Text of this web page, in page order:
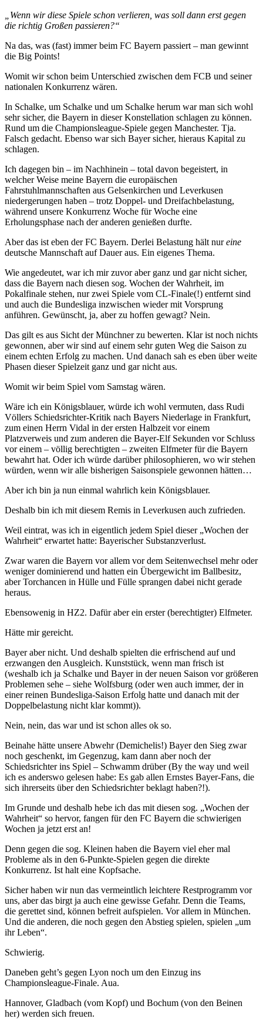
„Wenn wir diese Spiele schon verlieren, was soll dann erst gegen
die richtig Großen passieren?“
Na das, was (fast) immer beim FC Bayern passiert – man gewinnt
die Big Points!
Womit wir schon beim Unterschied zwischen dem FCB und seiner
nationalen Konkurrenz wären.
In Schalke, um Schalke und um Schalke herum war man sich wohl
sehr sicher, die Bayern in dieser Konstellation schlagen zu können.
Rund um die Championsleague-Spiele gegen Manchester. Tja.
Falsch gedacht. Ebenso war sich Bayer sicher, hieraus Kapital zu
schlagen.
Ich dagegen bin – im Nachhinein – total davon begeistert, in
welcher Weise meine Bayern die europäischen
Fahrstuhlmannschaften aus Gelsenkirchen und Leverkusen
niedergerungen haben – trotz Doppel- und Dreifachbelastung,
während unsere Konkurrenz Woche für Woche eine
Erholungsphase nach der anderen genießen durfte.
Aber das ist eben der FC Bayern. Derlei Belastung hält nureine
deutsche Mannschaft auf Dauer aus. Ein eigenes Thema.
Wie angedeutet, war ich mir zuvor aber ganz und gar nicht sicher,
dass die Bayern nach diesen sog. Wochen der Wahrheit, im
Pokalfinale stehen, nur zwei Spiele vom CL-Finale(!) entfernt sind
und auch die Bundesliga inzwischen wieder mit Vorsprung
anführen. Gewünscht, ja, aber zu hoffen gewagt? Nein.
Das gilt es aus Sicht der Münchner zu bewerten. Klar ist noch nichts
gewonnen, aber wir sind auf einem sehr guten Weg die Saison zu
einem echten Erfolg zu machen. Und danach sah es eben über weite
Phasen dieser Spielzeit ganz und gar nicht aus.
Womit wir beim Spiel vom Samstag wären.
Wäre ich ein Königsblauer, würde ich wohl vermuten, dass Rudi
Völlers Schiedsrichter-Kritik nach Bayers Niederlage in Frankfurt,
zum einen Herrn Vidal in der ersten Halbzeit vor einem
Platzverweis und zum anderen die Bayer-Elf Sekunden vor Schluss
vor einem – völlig berechtigten – zweiten Elfmeter für die Bayern
bewahrt hat. Oder ich würde darüber philosophieren, wo wir stehen
würden, wenn wir alle bisherigen Saisonspiele gewonnen hätten…
Aber ich bin ja nun einmal wahrlich kein Königsblauer.
Deshalb bin ich mit diesem Remis in Leverkusen auch zufrieden.
Weil eintrat, was ich in eigentlich jedem Spiel dieser „Wochen der
Wahrheit“ erwartet hatte: Bayerischer Substanzverlust.
Zwar waren die Bayern vor allem vor dem Seitenwechsel mehr oder
weniger dominierend und hatten ein Übergewicht im Ballbesitz,
aber Torchancen in Hülle und Fülle sprangen dabei nicht gerade
heraus.
Ebensowenig in HZ2. Dafür aber ein erster (berechtigter) Elfmeter.
Hätte mir gereicht.
Bayer aber nicht. Und deshalb spielten die erfrischend auf und
erzwangen den Ausgleich. Kunststück, wenn man frisch ist
(weshalb ich ja Schalke und Bayer in der neuen Saison vor größeren
Problemen sehe – siehe Wolfsburg (oder wen auch immer, der in
einer reinen Bundesliga-Saison Erfolg hatte und danach mit der
Doppelbelastung nicht klar kommt)).
Nein, nein, das war und ist schon alles ok so.
Beinahe hätte unsere Abwehr (Demichelis!) Bayer den Sieg zwar
noch geschenkt, im Gegenzug, kam dann aber noch der
Schiedsrichter ins Spiel – Schwamm drüber (By the way und weil
ich es anderswo gelesen habe: Es gab allen Ernstes Bayer-Fans, die
sich ihrerseits über den Schiedsrichter beklagt haben?!).
Im Grunde und deshalb hebe ich das mit diesen sog. „Wochen der
Wahrheit“ so hervor, fangen für den FC Bayern die schwierigen
Wochen ja jetzt erst an!
Denn gegen die sog. Kleinen haben die Bayern viel eher mal
Probleme als in den 6-Punkte-Spielen gegen die direkte
Konkurrenz. Ist halt eine Kopfsache.
Sicher haben wir nun das vermeintlich leichtere Restprogramm vor
uns, aber das birgt ja auch eine gewisse Gefahr. Denn die Teams,
die gerettet sind, können befreit aufspielen. Vor allem in München.
Und die anderen, die noch gegen den Abstieg spielen, spielen „um
ihr Leben“.
Schwierig.
Daneben geht’s gegen Lyon noch um den Einzug ins
Championsleague-Finale. Aua.
Hannover, Gladbach (vom Kopf) und Bochum (von den Beinen
her) werden sich freuen.